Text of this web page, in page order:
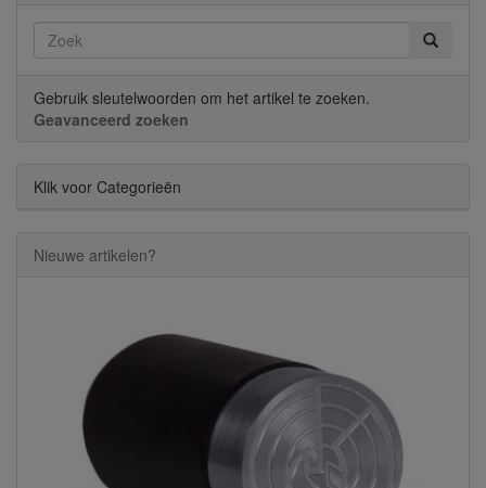
Gebruik sleutelwoorden om het artikel te zoeken.
Geavanceerd zoeken
Klik voor Categorieën
Nieuwe artikelen?